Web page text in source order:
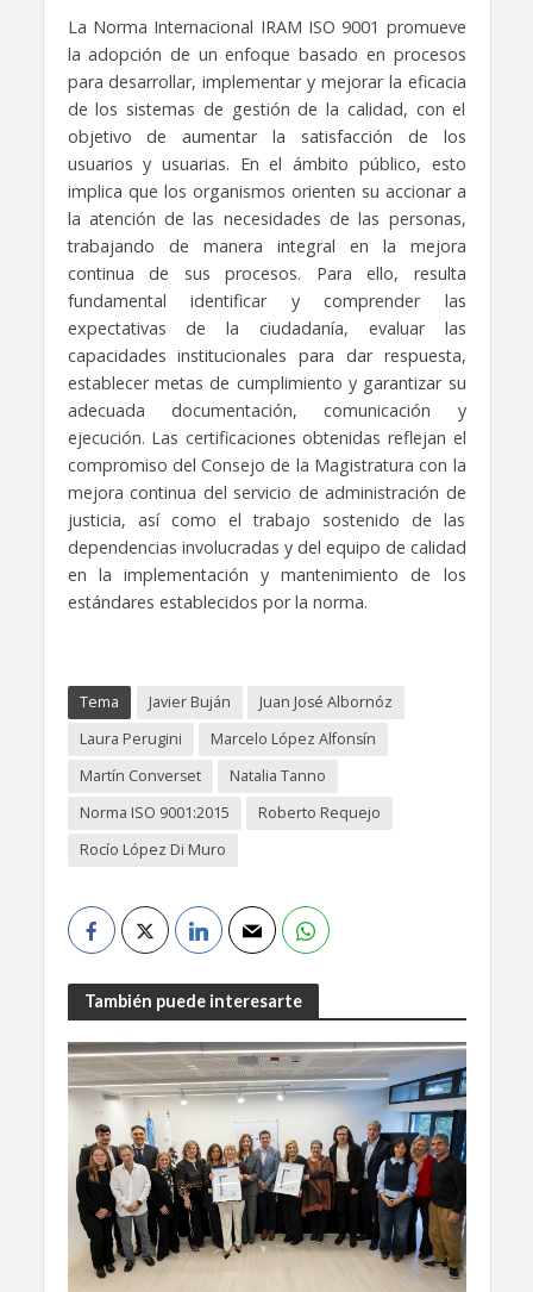
La Norma Internacional IRAM ISO 9001 promueve
la adopción de un enfoque basado en procesos
para desarrollar, implementar y mejorar la eficacia
de los sistemas de gestión de la calidad, con el
objetivo de aumentar la satisfacción de los
usuarios y usuarias. En el ámbito público, esto
implica que los organismos orienten su accionar a
la atención de las necesidades de las personas,
trabajando de manera integral en la mejora
continua de sus procesos. Para ello, resulta
fundamental identificar y comprender las
expectativas de la ciudadanía, evaluar las
capacidades institucionales para dar respuesta,
establecer metas de cumplimiento y garantizar su
adecuada documentación, comunicación y
ejecución. Las certificaciones obtenidas reflejan el
compromiso del Consejo de la Magistratura con la
mejora continua del servicio de administración de
justicia, así como el trabajo sostenido de las
dependencias involucradas y del equipo de calidad
en la implementación y mantenimiento de los
estándares establecidos por la norma.
Tema Javier Buján
Juan José Albornóz
Laura Perugini
Marcelo López Alfonsín
Martín Converset
Natalia Tanno
Norma ISO 9001:2015
Roberto Requejo
Rocío López Di Muro
También puede interesarte